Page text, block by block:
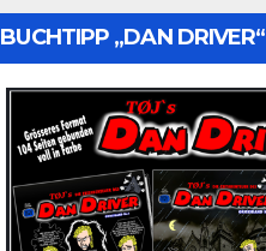
BUCHTIPP „DAN DRIVER“